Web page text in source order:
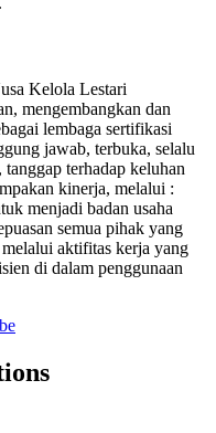
Kelola Lestari
mengembangkan dan
lembaga sertifikasi
jawab, terbuka, selalu
terhadap keluhan
kinerja, melalui :
menjadi badan usaha
semua pihak yang
aktifitas kerja yang
di dalam penggunaan